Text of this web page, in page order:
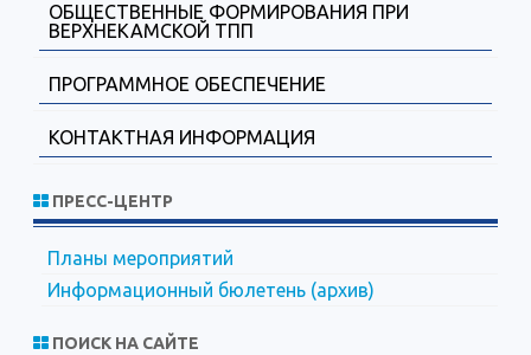
ОБЩЕСТВЕННЫЕ ФОРМИРОВАНИЯ ПРИ
ВЕРХНЕКАМСКОЙ ТПП
ПРОГРАММНОЕ ОБЕСПЕЧЕНИЕ
КОНТАКТНАЯ ИНФОРМАЦИЯ
ПРЕСС-ЦЕНТР
Планы мероприятий
Информационный бюлетень (архив)
ПОИСК НА САЙТЕ